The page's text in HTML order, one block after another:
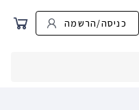
כניסה/הרשמה